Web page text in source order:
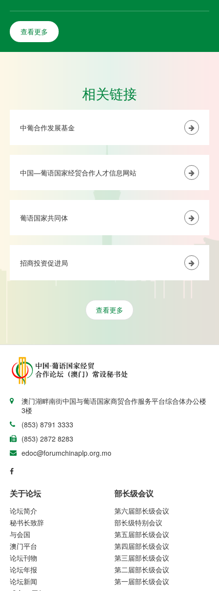
查看更多
相关链接
中葡合作发展基金
中国—葡语国家经贸合作人才信息网站
葡语国家共同体
招商投资促进局
查看更多
澳门湖畔南街中国与葡语国家商贸合作服务平台综合体办公楼
3楼
(853) 8791 3333
(853) 2872 8283
edoc@forumchinaplp.org.mo
关于论坛
论坛简介
秘书长致辞
与会国
澳门平台
论坛刊物
论坛年报
论坛新闻
部长级会议
第六届部长级会议
部长级特别会议
第五届部长级会议
第四届部长级会议
第三届部长级会议
第二届部长级会议
第一届部长级会议